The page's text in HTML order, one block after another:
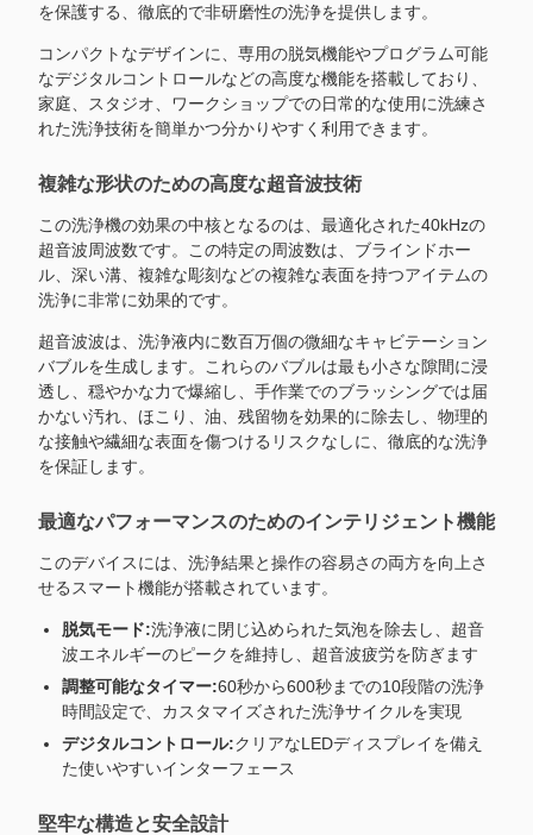
を保護する、徹底的で非研磨性の洗浄を提供します。
コンパクトなデザインに、専用の脱気機能やプログラム可能
なデジタルコントロールなどの高度な機能を搭載しており、
家庭、スタジオ、ワークショップでの日常的な使用に洗練さ
れた洗浄技術を簡単かつ分かりやすく利用できます。
複雑な形状のための高度な超音波技術
この洗浄機の効果の中核となるのは、最適化された40kHzの
超音波周波数です。この特定の周波数は、ブラインドホー
ル、深い溝、複雑な彫刻などの複雑な表面を持つアイテムの
洗浄に非常に効果的です。
超音波波は、洗浄液内に数百万個の微細なキャビテーション
バブルを生成します。これらのバブルは最も小さな隙間に浸
透し、穏やかな力で爆縮し、手作業でのブラッシングでは届
かない汚れ、ほこり、油、残留物を効果的に除去し、物理的
な接触や繊細な表面を傷つけるリスクなしに、徹底的な洗浄
を保証します。
最適なパフォーマンスのためのインテリジェント機能
このデバイスには、洗浄結果と操作の容易さの両方を向上さ
せるスマート機能が搭載されています。
脱気モード:洗浄液に閉じ込められた気泡を除去し、超音
波エネルギーのピークを維持し、超音波疲労を防ぎます
調整可能なタイマー:60秒から600秒までの10段階の洗浄
時間設定で、カスタマイズされた洗浄サイクルを実現
デジタルコントロール:クリアなLEDディスプレイを備え
た使いやすいインターフェース
堅牢な構造と安全設計